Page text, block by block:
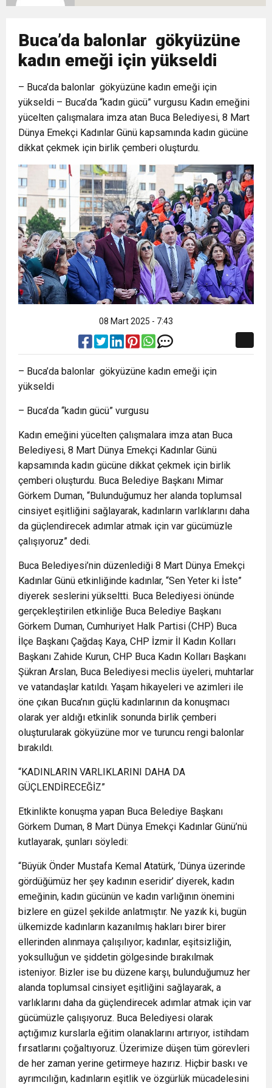
Gösterisi Yaptı
9:33 CHP’li 3 Genç Tutuklandı: Siyasi Saldırının
Hedefinde Mehmet Türkmen mi Var?
8:35 Anneler Günü’nde TAMEV ile İyilik ve Dayanışma
Buluşması
14:11 Buca’da Ruhsatı Tartışmalı İnşaat Meclis
Bile Çiğnendi”
Abdulrezak Kaldan Torbalı Yolunda
Buca’da balonlar gökyüzüne
kadın emeği için yükseldi
– Buca’da balonlar gökyüzüne kadın emeği için
yükseldi – Buca’da “kadın gücü” vurgusu Kadın emeğini
yücelten çalışmalara imza atan Buca Belediyesi, 8 Mart
Dünya Emekçi Kadınlar Günü kapsamında kadın gücüne
dikkat çekmek için birlik çemberi oluşturdu.
08 Mart 2025 - 7:43
– Buca’da balonlar gökyüzüne kadın emeği için
yükseldi
– Buca’da “kadın gücü” vurgusu
Kadın emeğini yücelten çalışmalara imza atan Buca
Belediyesi, 8 Mart Dünya Emekçi Kadınlar Günü
kapsamında kadın gücüne dikkat çekmek için birlik
çemberi oluşturdu. Buca Belediye Başkanı Mimar
Görkem Duman, “Bulunduğumuz her alanda toplumsal
cinsiyet eşitliğini sağlayarak, kadınların varlıklarını daha
da güçlendirecek adımlar atmak için var gücümüzle
çalışıyoruz” dedi.
Buca Belediyesi’nin düzenlediği 8 Mart Dünya Emekçi
Kadınlar Günü etkinliğinde kadınlar, “Sen Yeter ki İste”
diyerek seslerini yükseltti. Buca Belediyesi önünde
gerçekleştirilen etkinliğe Buca Belediye Başkanı
Görkem Duman, Cumhuriyet Halk Partisi (CHP) Buca
İlçe Başkanı Çağdaş Kaya, CHP İzmir İl Kadın Kolları
Başkanı Zahide Kurun, CHP Buca Kadın Kolları Başkanı
Şükran Arslan, Buca Belediyesi meclis üyeleri, muhtarlar
ve vatandaşlar katıldı. Yaşam hikayeleri ve azimleri ile
öne çıkan Buca’nın güçlü kadınlarının da konuşmacı
olarak yer aldığı etkinlik sonunda birlik çemberi
oluşturularak gökyüzüne mor ve turuncu rengi balonlar
bırakıldı.
“KADINLARIN VARLIKLARINI DAHA DA
GÜÇLENDİRECEĞİZ”
Etkinlikte konuşma yapan Buca Belediye Başkanı
Görkem Duman, 8 Mart Dünya Emekçi Kadınlar Günü’nü
kutlayarak, şunları söyledi:
“Büyük Önder Mustafa Kemal Atatürk, ‘Dünya üzerinde
gördüğümüz her şey kadının eseridir’ diyerek, kadın
emeğinin, kadın gücünün ve kadın varlığının önemini
bizlere en güzel şekilde anlatmıştır. Ne yazık ki, bugün
ülkemizde kadınların kazanılmış hakları birer birer
ellerinden alınmaya çalışılıyor; kadınlar, eşitsizliğin,
yoksulluğun ve şiddetin gölgesinde bırakılmak
isteniyor. Bizler ise bu düzene karşı, bulunduğumuz her
alanda toplumsal cinsiyet eşitliğini sağlayarak, a
varlıklarını daha da güçlendirecek adımlar atmak için var
gücümüzle çalışıyoruz. Buca Belediyesi olarak
açtığımız kurslarla eğitim olanaklarını artırıyor, istihdam
fırsatlarını çoğaltıyoruz. Üzerimize düşen tüm görevleri
de her zaman yerine getirmeye hazırız. Hiçbir baskı ve
ayrımcılığın, kadınların eşitlik ve özgürlük mücadelesini